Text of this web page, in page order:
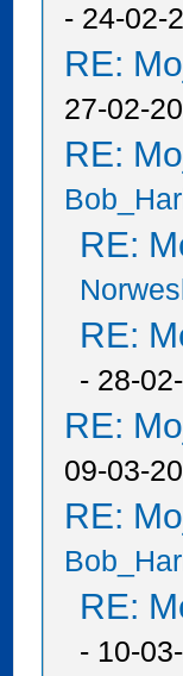
- 24-02-
RE:
27-02-
RE:
RE:
RE:
- 28-
RE:
09-03-
RE:
RE:
- 10-